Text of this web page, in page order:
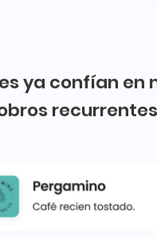
ya confían
recurrentes